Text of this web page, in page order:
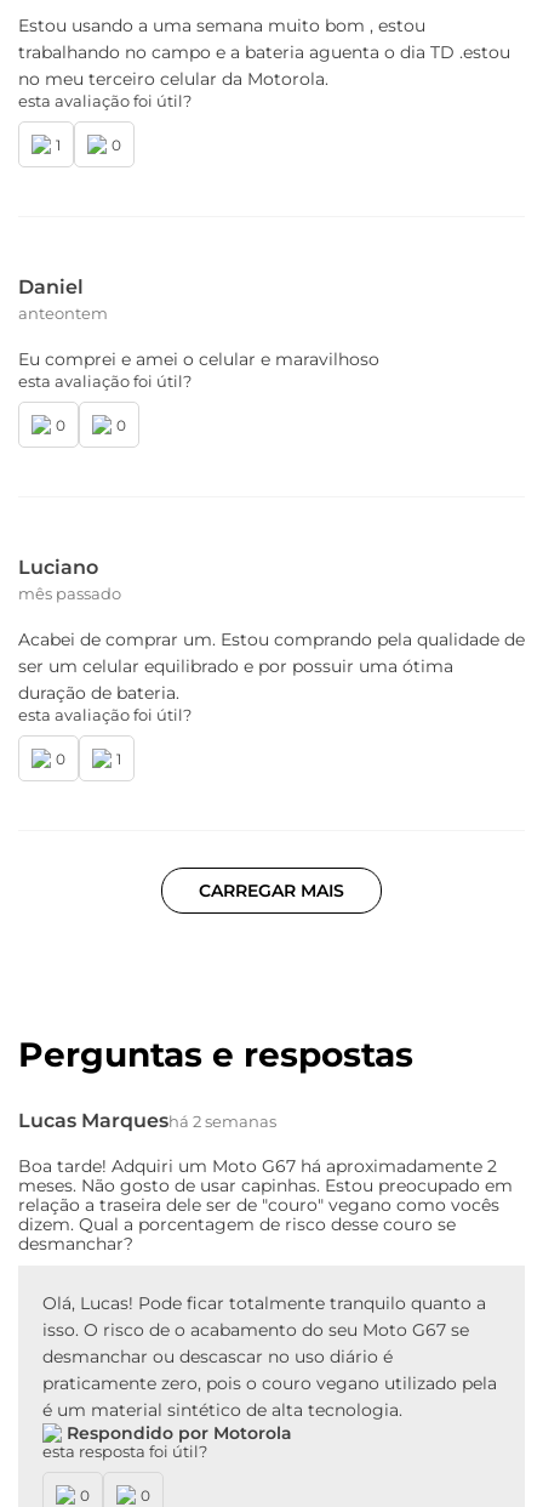
Estou usando a uma semana muito bom , estou
trabalhando no campo e a bateria aguenta o dia TD .estou
no meu terceiro celular da Motorola.
esta avaliação foi útil?
1 0
Daniel
anteontem
Eu comprei e amei o celular e maravilhoso
esta avaliação foi útil?
0 0
Luciano
mês passado
Acabei de comprar um. Estou comprando pela qualidade de
ser um celular equilibrado e por possuir uma ótima
duração de bateria.
esta avaliação foi útil?
0 1
CARREGAR MAIS
Perguntas e respostas
Lucas Marqueshá 2 semanas
Boa tarde! Adquiri um Moto G67 há aproximadamente 2
meses. Não gosto de usar capinhas. Estou preocupado em
relação a traseira dele ser de "couro" vegano como vocês
dizem. Qual a porcentagem de risco desse couro se
desmanchar?
Olá, Lucas! Pode ficar totalmente tranquilo quanto a
isso. O risco de o acabamento do seu Moto G67 se
desmanchar ou descascar no uso diário é
praticamente zero, pois o couro vegano utilizado pela
é um material sintético de alta tecnologia.
Respondido por Motorola
esta resposta foi útil?
0 0